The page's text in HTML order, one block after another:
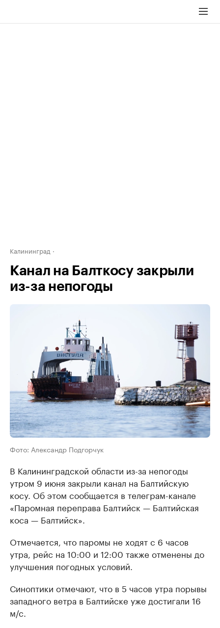
Калининград
Канал на Балткосу закрыли
из-за непогоды
Фото: Александр Подгорчук
В Калининградской области из-за непогоды
утром 9 июня закрыли канал на Балтийскую
косу. Об этом сообщается в телеграм-канале
«Паромная переправа Балтийск — Балтийская
коса — Балтийск».
Отмечается, что паромы не ходят с 6 часов
утра, рейс на 10:00 и 12:00 также отменены до
улучшения погодных условий.
Синоптики отмечают, что в 5 часов утра порывы
западного ветра в Балтийске уже достигали 16
м/с.